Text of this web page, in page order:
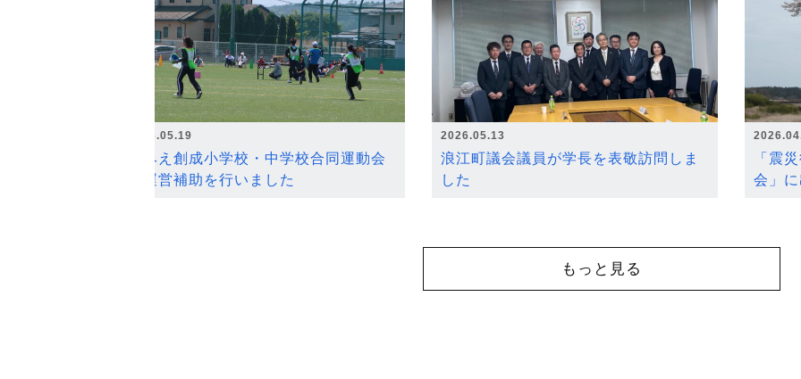
2026.05.19
なみえ創成小学校・中学校合同運動会
の運営補助を行いました
2026.05.13
浪江町議会議員が学長を表敬訪問しま
した
「震
会」
もっと見る